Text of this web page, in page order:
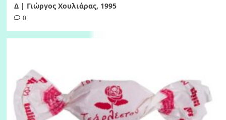
Δ | Γιώργος Χουλιάρας, 1995
0